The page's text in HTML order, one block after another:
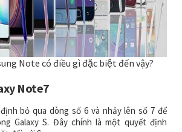
Note có điều gì đặc biệt đến vậy?
Note7
bỏ qua dòng số 6 và nhảy lên số 7 để
Galaxy S. Đây chính là một quyết định